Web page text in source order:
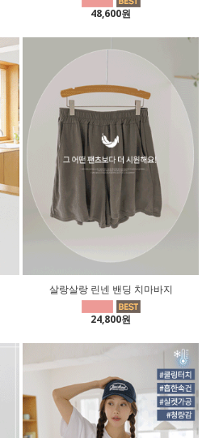
48,600원
살랑살랑 린넨 밴딩 치마바지
24,800원